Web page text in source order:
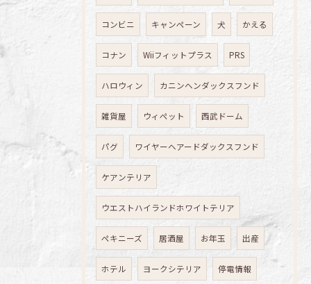
コンビニ キャンペーン 犬 かえる
コナン Wiiフィットプラス PRS
ハロウィン カニンヘンダックスフンド
雑貨屋 ウィペット 西武ドーム
パグ ワイヤーヘアードダックスフンド
ケアンテリア
ウエストハイランドホワイトテリア
ペキニーズ 居酒屋 お年玉 出産
ホテル ヨークシテリア 停電情報